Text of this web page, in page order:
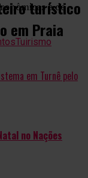
e de
Tuirismo
em Turnê pelo
no Nações
turístico
em Praia